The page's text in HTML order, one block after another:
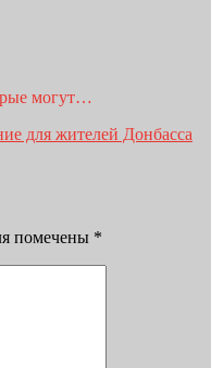
могут…
для жителей Донбасса
помечены *